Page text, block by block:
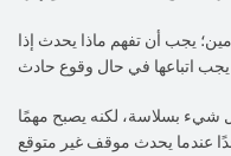
يجب أن تفهم ماذا يحدث إذا
شيء بسلاسة، لكنه يصبح مهمًا